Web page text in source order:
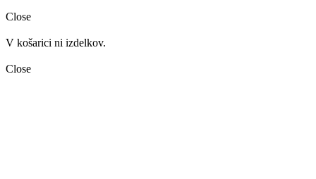
Close
V košarici ni izdelkov.
Close